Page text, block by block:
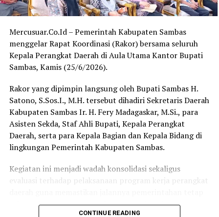
“Saya berharap panitia, peserta, serta seluruh lapisan
masyarakat di Desa Sededong dapat bersama-sama
menjaga keamanan dan kenyamanan selama kegiatan
MTQ ini berlangsung,” tutupnya.
Kegiatan MTQ ke-13 Tingkat Kecamatan Tebas tersebut
diharapkan tidak hanya melahirkan qari dan qariah
terbaik, tetapi juga memperkuat ukhuwah Islamiyah
serta menumbuhkan kecintaan masyarakat terhadap Al-
Qur’an. (Red)
Mercusuar.Co.Id – Pemerintah Kabupaten Sambas
menggelar Rapat Koordinasi (Rakor) bersama seluruh
Kepala Perangkat Daerah di Aula Utama Kantor Bupati
Sambas, Kamis (25/6/2026).
Rakor yang dipimpin langsung oleh Bupati Sambas H.
Satono, S.Sos.I., M.H. tersebut dihadiri Sekretaris Daerah
Kabupaten Sambas Ir. H. Fery Madagaskar, M.Si., para
Asisten Sekda, Staf Ahli Bupati, Kepala Perangkat
Daerah, serta para Kepala Bagian dan Kepala Bidang di
lingkungan Pemerintah Kabupaten Sambas.
Kegiatan ini menjadi wadah konsolidasi sekaligus
evaluasi terhadap pelaksanaan program kerja perangkat
selaras dengan target pembangunan daerah.
CONTINUE READING